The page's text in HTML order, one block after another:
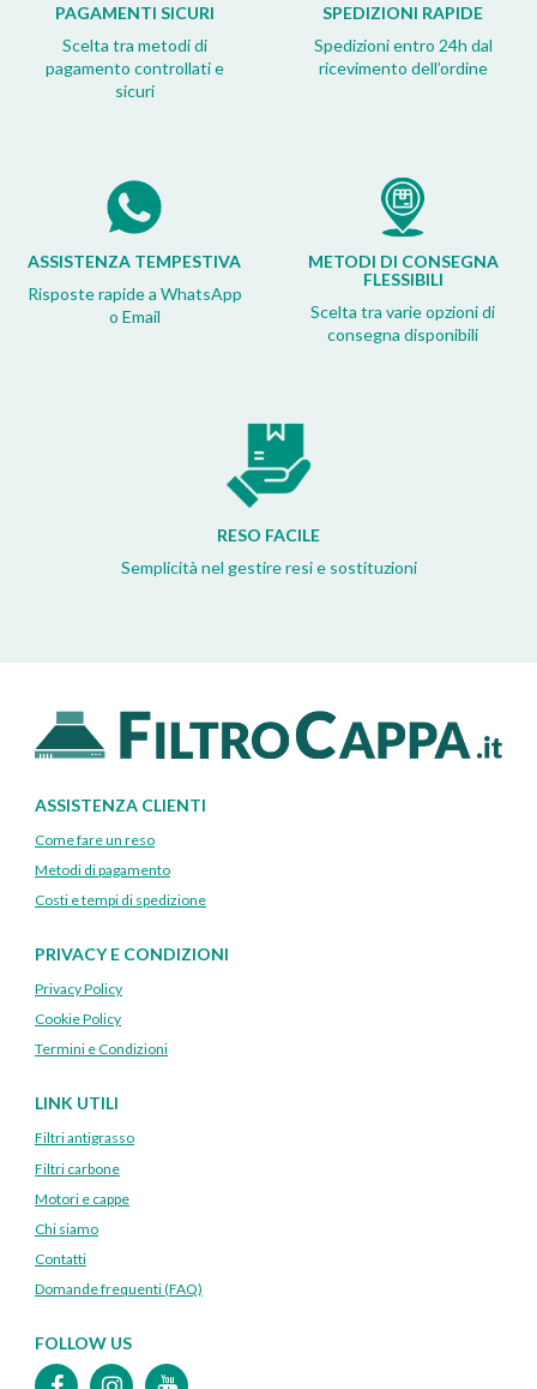
PAGAMENTI SICURI
Scelta tra metodi di
pagamento controllati e
sicuri
SPEDIZIONI RAPIDE
Spedizioni entro 24h dal
ricevimento dell’ordine
ASSISTENZA TEMPESTIVA
Risposte rapide a WhatsApp
o Email
METODI DI CONSEGNA
FLESSIBILI
Scelta tra varie opzioni di
consegna disponibili
RESO FACILE
Semplicità nel gestire resi e sostituzioni
ASSISTENZA CLIENTI
Come fare un reso
Metodi di pagamento
Costi e tempi di spedizione
PRIVACY E CONDIZIONI
Privacy Policy
Cookie Policy
Termini e Condizioni
LINK UTILI
Filtri antigrasso
Filtri carbone
Motori e cappe
Chi siamo
Contatti
Domande frequenti (FAQ)
FOLLOW US